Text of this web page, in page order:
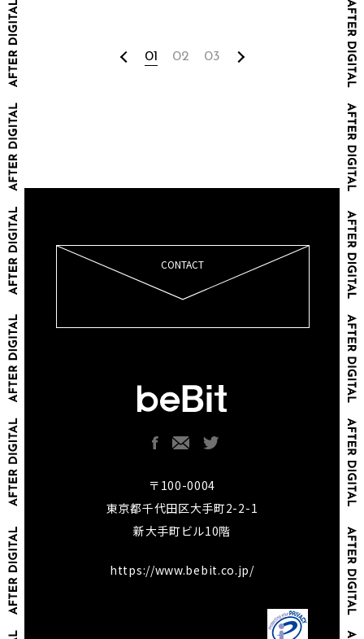
01 02 03
CONTACT
〒100-0004
東京都千代田区大手町2-2-1
新大手町ビル10階
https://www.bebit.co.jp/